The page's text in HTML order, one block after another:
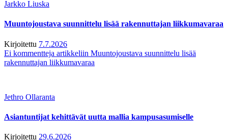
Jarkko Liuska
Muuntojoustava suunnittelu lisää rakennuttajan liikkumavaraa
Kirjoitettu 7.7.2026
Ei kommentteja artikkeliin Muuntojoustava suunnittelu lisää
rakennuttajan liikkumavaraa
Jethro Ollaranta
Asiantuntijat kehittävät uutta mallia kampusasumiselle
Kirjoitettu 29.6.2026